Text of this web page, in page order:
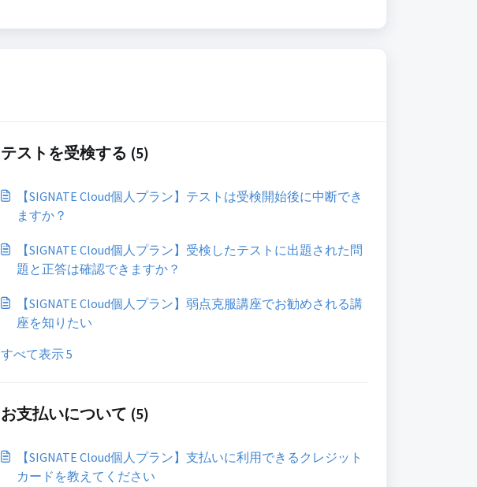
テストを受検する (5)
【SIGNATE Cloud個人プラン】テストは受検開始後に中断でき
ますか？
【SIGNATE Cloud個人プラン】受検したテストに出題された問
題と正答は確認できますか？
【SIGNATE Cloud個人プラン】弱点克服講座でお勧めされる講
座を知りたい
すべて表示 5
お支払いについて (5)
【SIGNATE Cloud個人プラン】支払いに利用できるクレジット
カードを教えてください